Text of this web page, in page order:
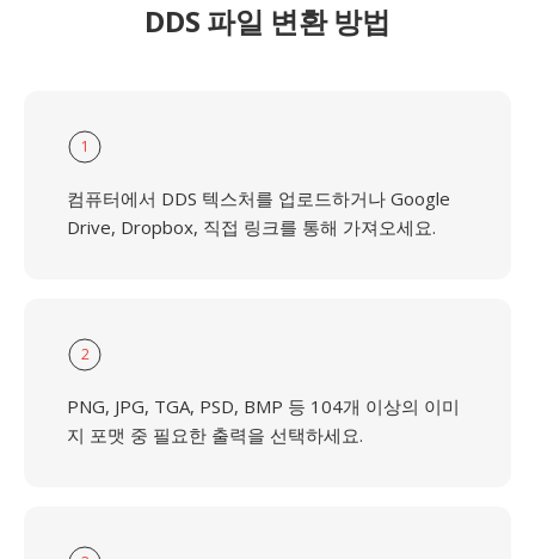
DDS 파일 변환 방법
1
컴퓨터에서 DDS 텍스처를 업로드하거나 Google
Drive, Dropbox, 직접 링크를 통해 가져오세요.
2
PNG, JPG, TGA, PSD, BMP 등 104개 이상의 이미
지 포맷 중 필요한 출력을 선택하세요.